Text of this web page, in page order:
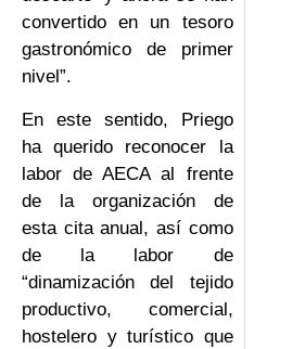
convertido en un tesoro
gastronómico de primer
nivel”.
En este sentido, Priego
ha querido reconocer la
labor de AECA al frente
de la organización de
esta cita anual, así como
de la labor de
“dinamización del tejido
productivo, comercial,
hostelero y turístico que